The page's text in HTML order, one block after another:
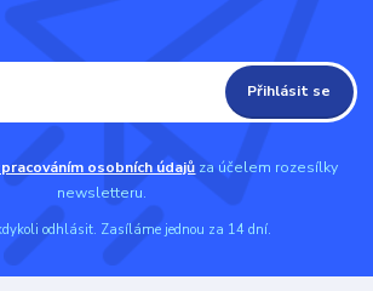
Přihlásit se
osobních údajů za účelem rozesílky
newsletteru.
odhlásit. Zasíláme jednou za 14 dní.